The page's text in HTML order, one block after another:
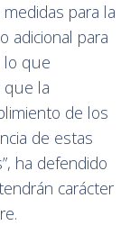
para la
adicional para
lo que
que la
de los
de estas
ha defendido
carácter